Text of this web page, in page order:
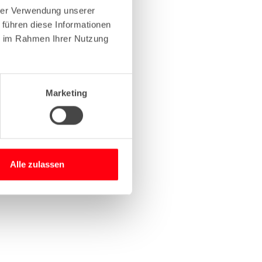
Verwendung unserer
diese Informationen
Rahmen Ihrer Nutzung
Marketing
Alle zulassen
information).